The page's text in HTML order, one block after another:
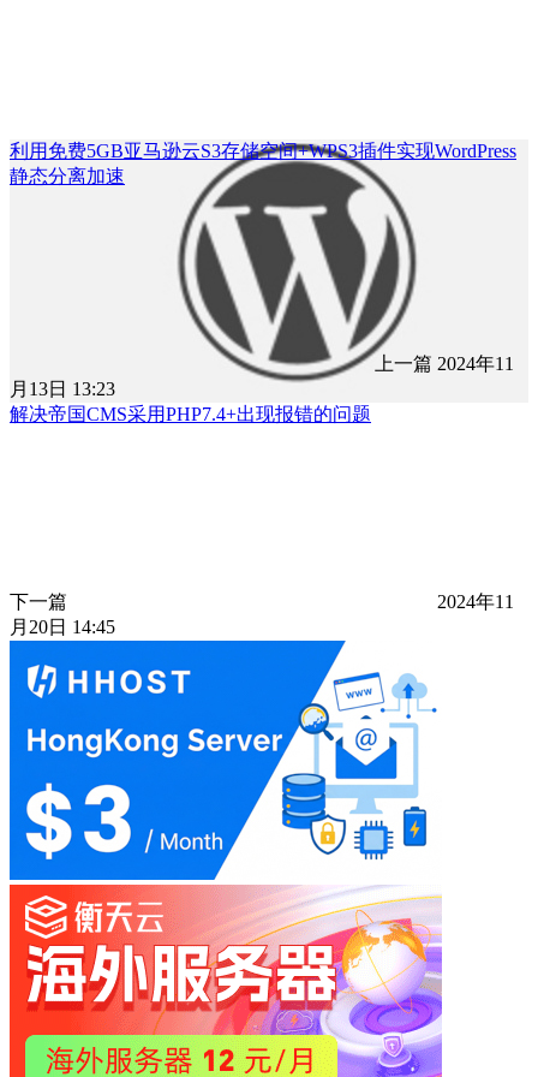
利用免费5GB亚马逊云S3存储空间+WPS3插件实现WordPress
静态分离加速
上一篇 2024年11
月13日 13:23
解决帝国CMS采用PHP7.4+出现报错的问题
下一篇
2024年11
月20日 14:45